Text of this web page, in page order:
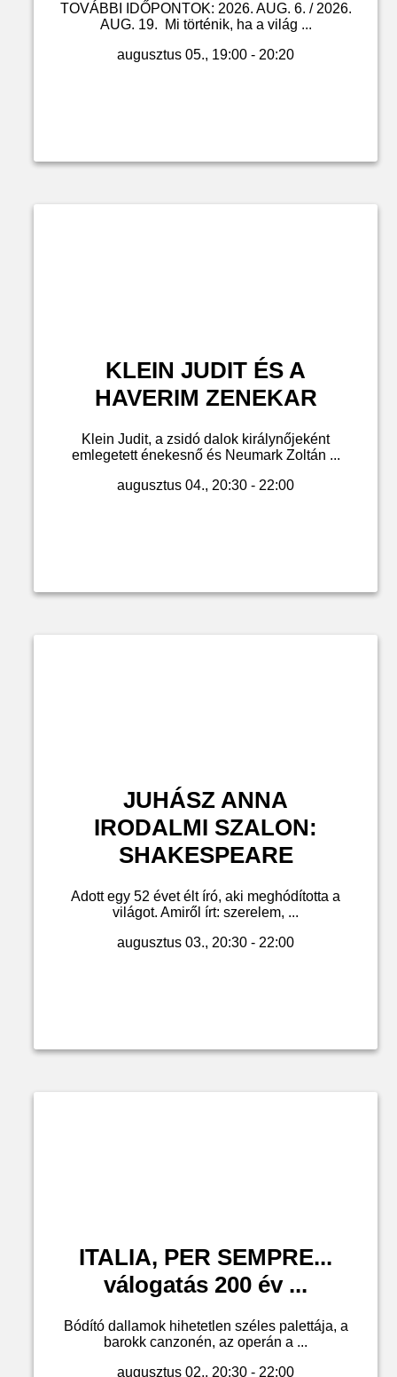
TOVÁBBI IDŐPONTOK: 2026. AUG. 6. / 2026.
AUG. 19. Mi történik, ha a világ ...
augusztus 05., 19:00 - 20:20
KLEIN JUDIT ÉS A
HAVERIM ZENEKAR
Klein Judit, a zsidó dalok királynőjeként
emlegetett énekesnő és Neumark Zoltán ...
augusztus 04., 20:30 - 22:00
JUHÁSZ ANNA
IRODALMI SZALON:
SHAKESPEARE
Adott egy 52 évet élt író, aki meghódította a
világot. Amiről írt: szerelem, ...
augusztus 03., 20:30 - 22:00
ITALIA, PER SEMPRE...
válogatás 200 év ...
Bódító dallamok hihetetlen széles palettája, a
barokk canzonén, az operán a ...
augusztus 02., 20:30 - 22:00